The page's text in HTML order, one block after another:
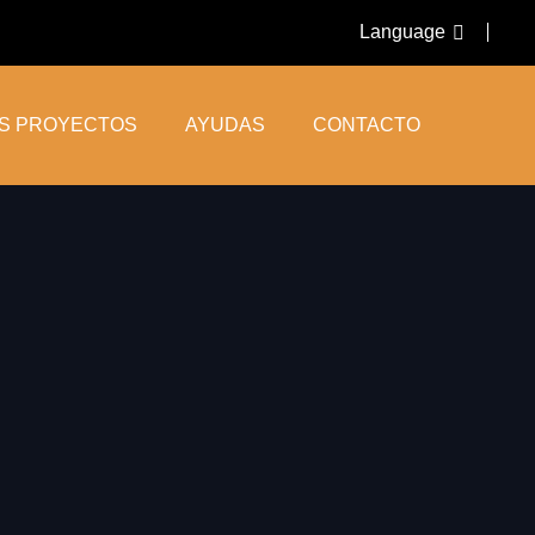
Language
PROYECTOS AYUDAS CONTACTO